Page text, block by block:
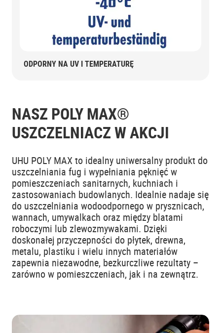
ODPORNY NA UV I TEMPERATURĘ
NASZ POLY MAX®
USZCZELNIACZ W AKCJI
UHU POLY MAX to idealny uniwersalny produkt do
uszczelniania fug i wypełniania pęknięć w
pomieszczeniach sanitarnych, kuchniach i
zastosowaniach budowlanych. Idealnie nadaje się
do uszczelniania wodoodpornego w prysznicach,
wannach, umywalkach oraz między blatami
roboczymi lub zlewozmywakami. Dzięki
doskonałej przyczepności do płytek, drewna,
metalu, plastiku i wielu innych materiałów
zapewnia niezawodne, bezkurczliwe rezultaty –
zarówno w pomieszczeniach, jak i na zewnątrz.